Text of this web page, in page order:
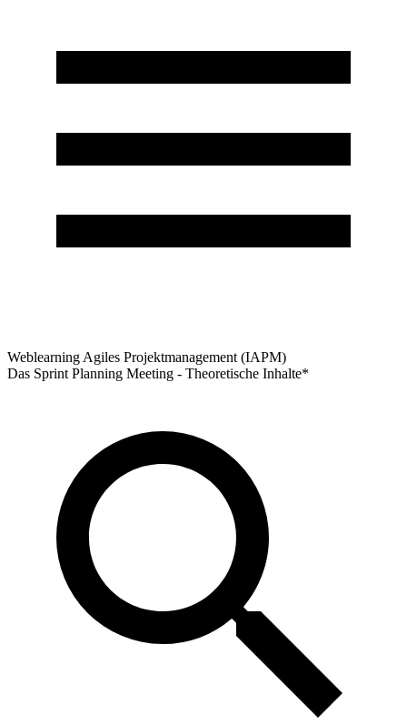
Weblearning Agiles Projektmanagement (IAPM)
Das Sprint Planning Meeting - Theoretische Inhalte*